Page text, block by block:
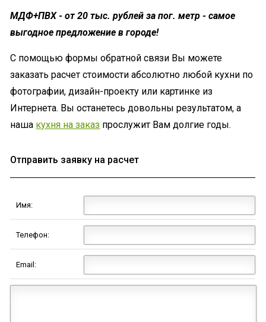
МДФ+ПВХ - от 20 тыс. рублей за пог. метр - самое
выгодное предложение в городе!
С помощью формы обратной связи Вы можете
заказать расчет стоимости абсолютно любой кухни по
фотографии, дизайн-проекту или картинке из
Интернета. Вы останетесь довольны результатом, а
наша кухня на заказ прослужит Вам долгие годы.
Отправить заявку на расчет
Имя:
Телефон:
Email: